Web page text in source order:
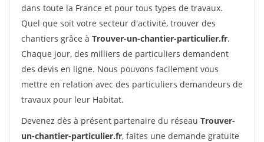
dans toute la France et pour tous types de travaux.
Quel que soit votre secteur d'activité, trouver des
chantiers grâce à Trouver-un-chantier-particulier.fr.
Chaque jour, des milliers de particuliers demandent
des devis en ligne. Nous pouvons facilement vous
mettre en relation avec des particuliers demandeurs de
travaux pour leur Habitat.
Devenez dès à présent partenaire du réseau Trouver-
un-chantier-particulier.fr, faites une demande gratuite